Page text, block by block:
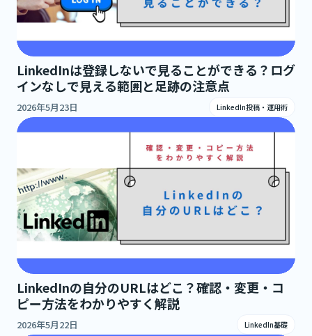
LinkedInは登録しないで見ることができる？ログ
インなしで見える範囲と足跡の注意点
2026年5月23日 LinkedIn投稿・運用術
LinkedInの自分のURLはどこ？確認・変更・コ
ピー方法をわかりやすく解説
2026年5月22日 LinkedIn基礎